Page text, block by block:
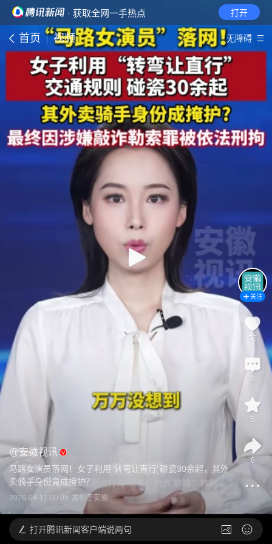
· 获取全网一手热点 打开
首页 视频 无障碍
@安徽视讯
马路女演员落网！女子利用“转弯让直行”碰瓷30余起，其外
卖骑手身份竟成掩护？
2026-04-11 00:09 发布于安徽
关注
52
9
5
6
打开腾讯新闻客户端说两句